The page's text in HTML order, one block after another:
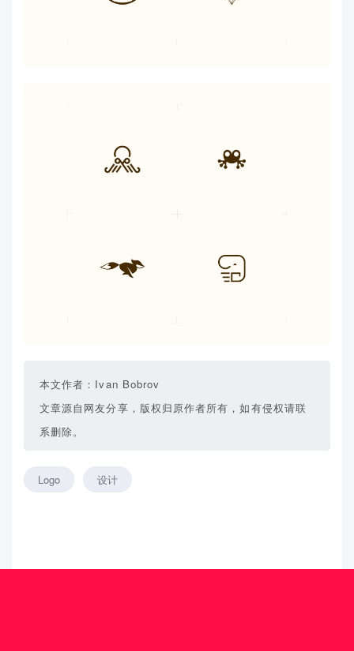
本文作者：Ivan Bobrov
文章源自网友分享，版权归原作者所有，如有侵权请联
系删除。
Logo 设计